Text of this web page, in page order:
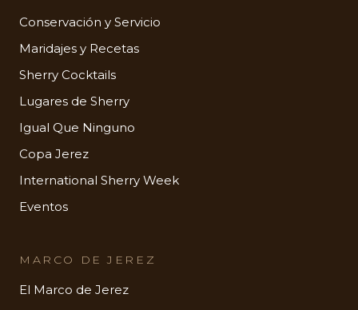
Conservación y Servicio
Maridajes y Recetas
Sherry Cocktails
Lugares de Sherry
Igual Que Ninguno
Copa Jerez
International Sherry Week
Eventos
MARCO DE JEREZ
El Marco de Jerez